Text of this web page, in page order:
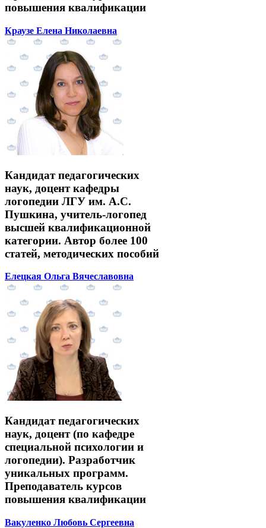
повышения квалификации
Краузе Елена Николаевна
Кандидат педагогических
наук, доцент кафедры
логопедии ЛГУ им. А.С.
Пушкина, учитель-логопед
высшей квалификационной
категории. Автор более 100
статей, методических пособий
Елецкая Ольга Вячеславовна
Кандидат педагогических
наук, доцент (по кафедре
специальной психологии и
логопедии). Разработчик
уникальных программ.
Преподаватель курсов
повышения квалификации
Вакуленко Любовь Сергеевна